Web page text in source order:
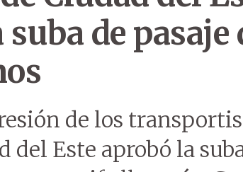
de pasaje
de los
del Este aprobó la